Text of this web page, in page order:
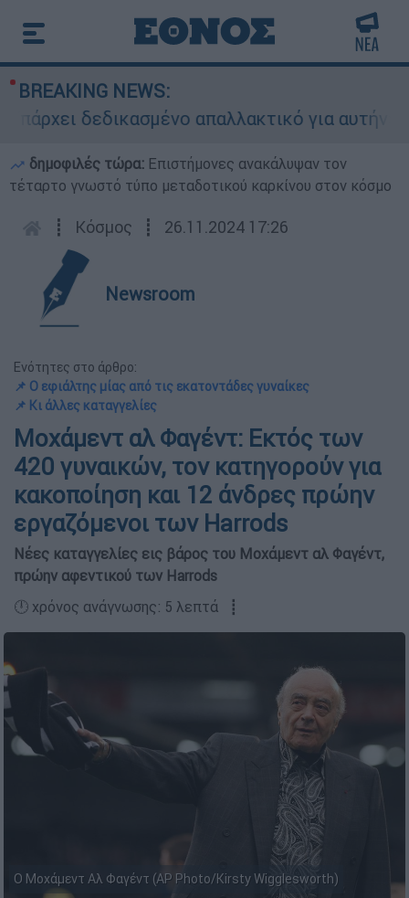
BREAKING NEWS:
δεδικασμένο απαλλακτικό για αυτήν»: Τι
δημοφιλές τώρα: Επιστήμονες ανακάλυψαν τον
τέταρτο γνωστό τύπο μεταδοτικού καρκίνου στον κόσμο
┋ Κόσμος ┋ 26.11.2024 17:26
Newsroom
Ενότητες στο άρθρο:
📌 Ο εφιάλτης μίας από τις εκατοντάδες γυναίκες
📌 Κι άλλες καταγγελίες
Μοχάμεντ αλ Φαγέντ: Εκτός των
420 γυναικών, τον κατηγορούν για
κακοποίηση και 12 άνδρες πρώην
εργαζόμενοι των Harrods
Νέες καταγγελίες εις βάρος του Μοχάμεντ αλ Φαγέντ,
πρώην αφεντικού των Harrods
🕛 χρόνος ανάγνωσης: 5 λεπτά ┋
Ο Μοχάμεντ Αλ Φαγέντ (AP Photo/Kirsty Wigglesworth)